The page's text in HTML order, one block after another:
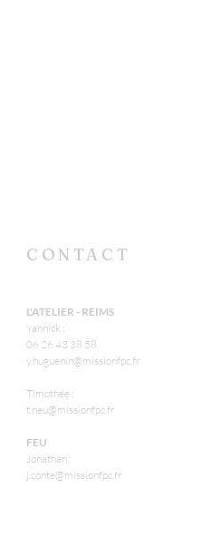
CONTACT
L'ATELIER - REIMS
Yannick :
06 26 43 38 58
y.huguenin@missionfpc.fr
Timothée :
t.neu@missionfpc.fr
FEU
Jonathan :
j.conte@missionfpc.fr